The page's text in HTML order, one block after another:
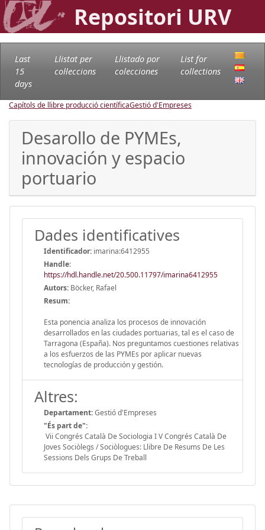
Repositori URV
Last
15
days
Llistat per
col·leccions
Llistado por
colecciones
List for
collections
Capítols de llibre producció científicaGestió d'Empreses
Desarollo de PYMEs,
innovación y espacio
portuario
Dades identificatives
Identificador: imarina:6412955
Handle:
https://hdl.handle.net/20.500.11797/imarina6412955
Autors: Böcker, Rafael
Resum:
Esta ponencia analiza los procesos de innovación
desarrollados en las ciudades portuarias, tal es el caso de
Tarragona (España). Nos preguntamos cuestiones relativas
a los esfuerzos de las PYMEs por aplicar nuevas
tecnologías de producción y gestión.
Altres:
Departament:Gestió d'Empreses
"És part de":
Vii Congrés Català De Sociologia I V Congrés Català De
Joves Sociòlegs / Sociòlogues: Llibre De Resums De Les
Sessions Dels Grups De Treball